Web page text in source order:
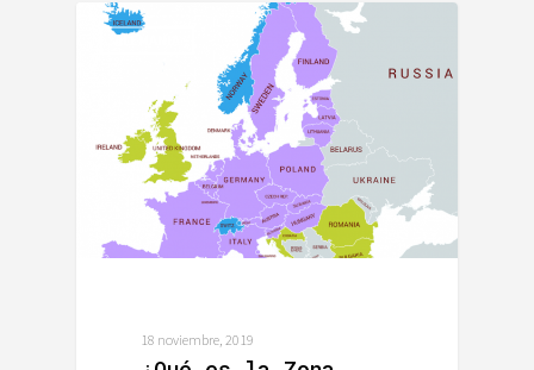
ALEMANIA
18 noviembre, 2019